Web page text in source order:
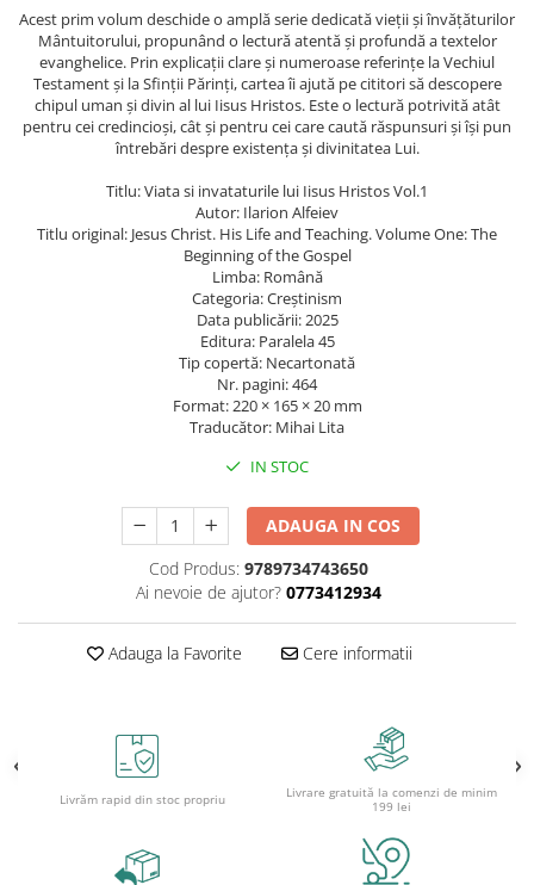
Caiete dictando
Caiete matematică
Caiete muzică
Caiete geografie și biologie
Caiete tip I, II și III
Rezerve pentru caiete
Vocabulare
Blocuri de desen școlare
Hârtie pentru lucru manual
Accesorii geometrie și matematică
Ghiozdane și rucsacuri
Ghiozdane școlare
Rucsacuri școlare și casual
Trollere pentru copii
Penare echipate
Penare neechipate
Penare tip etui
Acuarele școlare și Tempera
Acest prim volum deschide o amplă serie dedicată vieții și învățăturilor
Mântuitorului, propunând o lectură atentă și profundă a textelor
evanghelice. Prin explicații clare și numeroase referințe la Vechiul
Testament și la Sfinții Părinți, cartea îi ajută pe cititori să descopere
chipul uman și divin al lui Iisus Hristos. Este o lectură potrivită atât
pentru cei credincioși, cât și pentru cei care caută răspunsuri și își pun
întrebări despre existența și divinitatea Lui.
Titlu: Viata si invataturile lui Iisus Hristos Vol.1
Autor: Ilarion Alfeiev
Titlu original: Jesus Christ. His Life and Teaching. Volume One: The
Beginning of the Gospel
Limba: Română
Categoria: Creștinism
Data publicării: 2025
Editura: Paralela 45
Tip copertă: Necartonată
Nr. pagini: 464
Format: 220 × 165 × 20 mm
Traducător: Mihai Lita
IN STOC
ADAUGA IN COS
Cod Produs: 9789734743650
Ai nevoie de ajutor? 0773412934
Adauga la Favorite Cere informatii
Livrăm rapid din stoc propriu
Livrare gratuită la comenzi de minim
199 lei